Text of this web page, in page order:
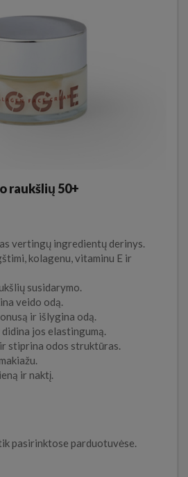
raukšlių 50+
vertingų ingredientų derinys.
kolagenu, vitaminu E ir
susidarymo.
veido odą.
ir išlygina odą.
jos elastingumą.
stiprina odos struktūras.
ir naktį.
pasirinktose parduotuvėse.